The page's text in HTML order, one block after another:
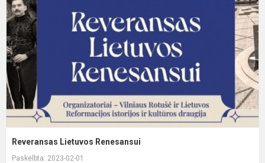
Reveransas Lietuvos Renesansui
Paskelbta: 2023-02-01